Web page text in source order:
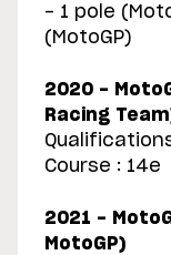
- 1 pole
(MotoGP)
2020 -
Racing
Course : 14e
2021 -
MotoGP)